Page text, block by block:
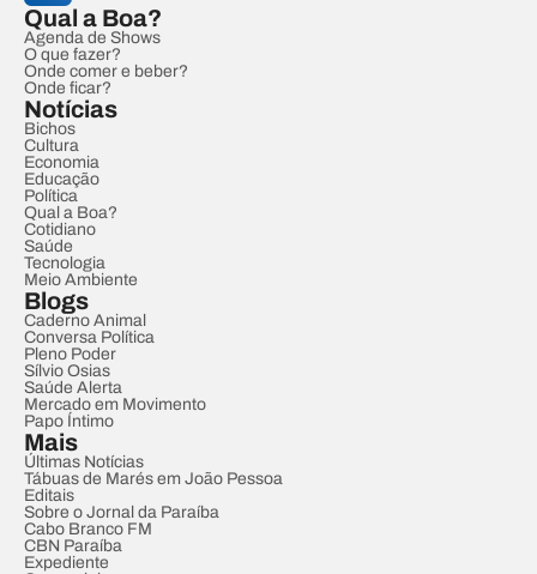
Qual a Boa?
Agenda de Shows
O que fazer?
Onde comer e beber?
Onde ficar?
Notícias
Bichos
Cultura
Economia
Educação
Política
Qual a Boa?
Cotidiano
Saúde
Tecnologia
Meio Ambiente
Blogs
Caderno Animal
Conversa Política
Pleno Poder
Sílvio Osias
Saúde Alerta
Mercado em Movimento
Papo Íntimo
Mais
Últimas Notícias
Tábuas de Marés em João Pessoa
Editais
Sobre o Jornal da Paraíba
Cabo Branco FM
CBN Paraíba
Expediente